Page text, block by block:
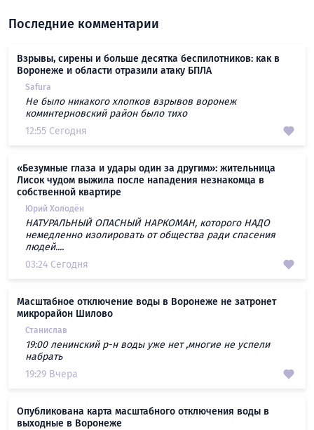
Последние комментарии
Взрывы, сирены и больше десятка беспилотников: как в
Воронеже и области отразили атаку БПЛА
Safura
Не было никакого хлопков взрывов воронеж
коминтерновский район было тихо
12:55 Сегодня
«Безумные глаза и удары один за другим»: жительница
Лисок чудом выжила после нападения незнакомца в
собственной квартире
Юрий Холодён
НАТУРАЛЬНЫЙ ОПАСНЫЙ НАРКОМАН, которого НАДО
немедленно изолировать от общества ради спасения
людей....
03:24 Сегодня
Масштабное отключение воды в Воронеже не затронет
микрорайон Шилово
Станислав
19:00 ленинский р-н воды уже нет ,многие не успели
набрать
19:29 Вчера
Опубликована карта масштабного отключения воды в
выходные в Воронеже